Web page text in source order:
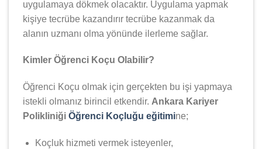
uygulamaya dökmek olacaktır. Uygulama yapmak
kişiye tecrübe kazandırır tecrübe kazanmak da
alanın uzmanı olma yönünde ilerleme sağlar.
Kimler Öğrenci Koçu Olabilir?
Öğrenci Koçu olmak için gerçekten bu işi yapmaya
istekli olmanız birincil etkendir. Ankara Kariyer
Polikliniği Öğrenci Koçluğu eğitimine;
Koçluk hizmeti vermek isteyenler,